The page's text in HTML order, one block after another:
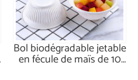
Bol biodégradable jetable
en fécule de maïs de 10